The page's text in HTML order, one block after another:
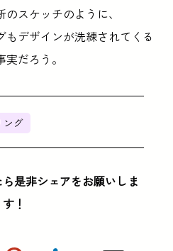
スケッチのように、
もデザインが洗練されてくる
だろう。
ング
是非シェアをお願いしま
す！